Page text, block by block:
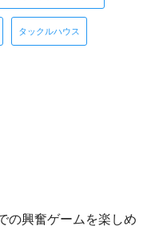
タックルハウス
の興奮ゲームを楽しめ